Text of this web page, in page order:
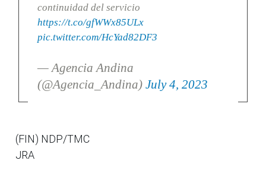
continuidad del servicio
https://t.co/gfWWx85ULx
pic.twitter.com/HcYad82DF3
— Agencia Andina
(@Agencia_Andina) July 4, 2023
(FIN) NDP/TMC
JRA